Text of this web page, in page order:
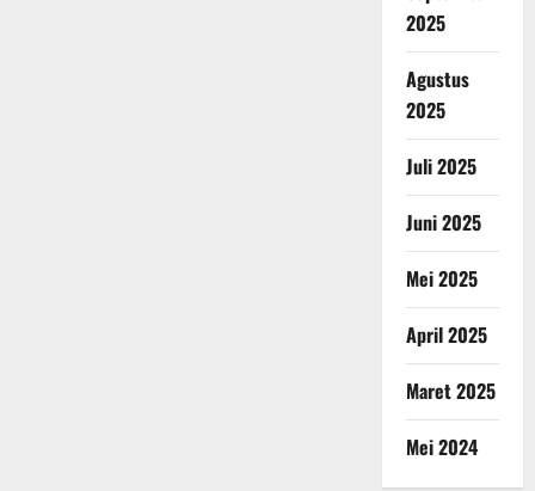
2025
Agustus
2025
Juli 2025
Juni 2025
Mei 2025
April 2025
Maret 2025
Mei 2024